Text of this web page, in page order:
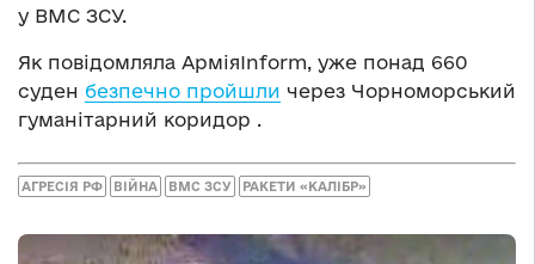
у ВМС ЗСУ.
Як повідомляла АрміяInform, уже понад 660
суден безпечно пройшли через Чорноморський
гуманітарний коридор .
АГРЕСІЯ РФ ВІЙНА ВМС ЗСУ РАКЕТИ «КАЛІБР»